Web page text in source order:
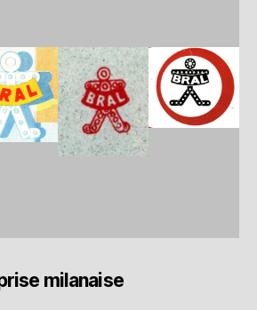
milanaise